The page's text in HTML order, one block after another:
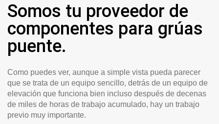
Somos tu proveedor de
componentes para grúas
puente.
Como puedes ver, aunque a simple vista pueda parecer
que se trata de un equipo sencillo, detrás de un equipo de
elevación que funciona bien incluso después de decenas
de miles de horas de trabajo acumulado, hay un trabajo
previo muy importante.